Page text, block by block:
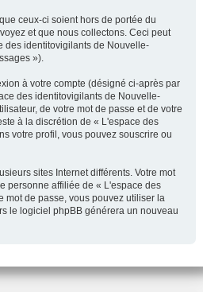
ceux-ci soient hors de portée du
et que nous collectons. Ceci peut
des identitovigilants de Nouvelle-
»).
à votre compte (désigné ci-après par
des identitovigilants de Nouvelle-
de votre mot de passe et de votre
à la discrétion de « L'espace des
votre profil, vous pouvez souscrire ou
sites Internet différents. Votre mot
personne affiliée de « L'espace des
mot de passe, vous pouvez utiliser la
le logiciel phpBB générera un nouveau